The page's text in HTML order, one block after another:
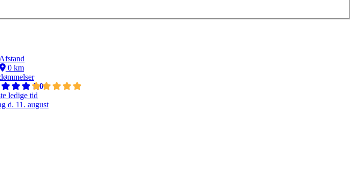
Afstand
0 km
5,0
ledige tid
d. 11. august